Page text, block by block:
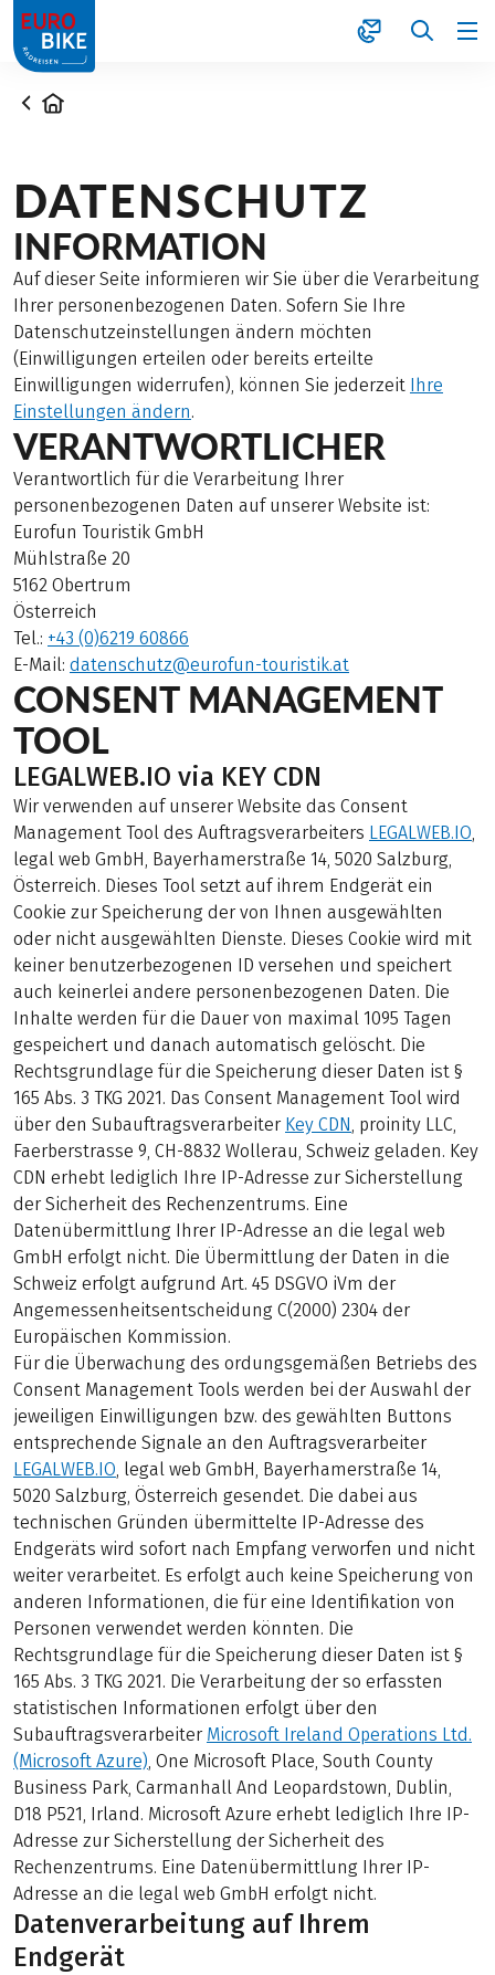
1
Startseite
DATENSCHUTZ
INFORMATION
Auf dieser Seite informieren wir Sie über die Verarbeitung
Ihrer personenbezogenen Daten. Sofern Sie Ihre
Datenschutzeinstellungen ändern möchten
(Einwilligungen erteilen oder bereits erteilte
Einwilligungen widerrufen), können Sie jederzeit
Ihre
Einstellungen ändern.
VERANTWORTLICHER
Verantwortlich für die Verarbeitung Ihrer
personenbezogenen Daten auf unserer Website ist:
Eurofun Touristik GmbH
Mühlstraße 20
5162 Obertrum
Österreich
Tel.: +43 (0)6219 60866
E-Mail: datenschutz@eurofun-touristik.at
CONSENT MANAGEMENT
TOOL
LEGALWEB.IO via KEY CDN
Wir verwenden auf unserer Website das Consent
Management Tool des Auftragsverarbeiters LEGALWEB.IO,
legal web GmbH, Bayerhamerstraße 14, 5020 Salzburg,
Österreich. Dieses Tool setzt auf ihrem Endgerät ein
Cookie zur Speicherung der von Ihnen ausgewählten
oder nicht ausgewählten Dienste. Dieses Cookie wird mit
keiner benutzerbezogenen ID versehen und speichert
auch keinerlei andere personenbezogenen Daten. Die
Inhalte werden für die Dauer von maximal 1095 Tagen
gespeichert und danach automatisch gelöscht. Die
Rechtsgrundlage für die Speicherung dieser Daten ist §
165 Abs. 3 TKG 2021. Das Consent Management Tool wird
über den Subauftragsverarbeiter Key CDN , proinity LLC,
Faerberstrasse 9, CH-8832 Wollerau, Schweiz geladen. Key
CDN erhebt lediglich Ihre IP-Adresse zur Sicherstellung
der Sicherheit des Rechenzentrums. Eine
Datenübermittlung Ihrer IP-Adresse an die legal web
GmbH erfolgt nicht. Die Übermittlung der Daten in die
Schweiz erfolgt aufgrund Art. 45 DSGVO iVm der
Angemessenheitsentscheidung C(2000) 2304 der
Europäischen Kommission.
Für die Überwachung des ordungsgemäßen Betriebs des
Consent Management Tools werden bei der Auswahl der
jeweiligen Einwilligungen bzw. des gewählten Buttons
entsprechende Signale an den Auftragsverarbeiter
LEGALWEB.IO, legal web GmbH, Bayerhamerstraße 14,
5020 Salzburg, Österreich gesendet. Die dabei aus
technischen Gründen übermittelte IP-Adresse des
Endgeräts wird sofort nach Empfang verworfen und nicht
weiter verarbeitet. Es erfolgt auch keine Speicherung von
anderen Informationen, die für eine Identifikation von
Personen verwendet werden könnten. Die
Rechtsgrundlage für die Speicherung dieser Daten ist §
165 Abs. 3 TKG 2021. Die Verarbeitung der so erfassten
statistischen Informationen erfolgt über den
Subauftragsverarbeiter Microsoft Ireland Operations Ltd.
(Microsoft Azure), One Microsoft Place, South County
Business Park, Carmanhall And Leopardstown, Dublin,
D18 P521, Irland. Microsoft Azure erhebt lediglich Ihre IP-
Adresse zur Sicherstellung der Sicherheit des
Rechenzentrums. Eine Datenübermittlung Ihrer IP-
Adresse an die legal web GmbH erfolgt nicht.
Datenverarbeitung auf Ihrem
Endgerät